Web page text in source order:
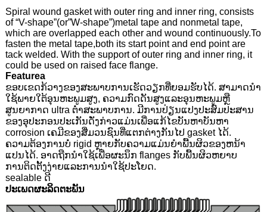
Spiral wound gasket with outer ring and inner ring, consists
of “V-shape”(or”W-shape”)metal tape and nonmetal tape,
which are overlapped each other and wound continuously.To
fasten the metal tape,both its start point and end point are
tack welded. With the support of outer ring and inner ring, it
could be used on raised face flange.
Featurea
ຂອບເຂດກ້ວາງຂອງສະພາບການເຮັດວຽກທີ່ຍອມຮັບໄດ້. ສາມາດນໍາ
ໃຊ້ພາຍໃຕ້ອຸນຫະພູມສູງ, ຄວາມກົດດັນສູງແລະອຸນຫະພູມຫຼື
ສູນຍາກາດ ultra ຕ່ໍາສະພາບການ. ມີການປ່ຽນແປງປະສົມປະສານ
ຂອງອຸປະກອນປະເກັນດັ່ງກ່າວແມ່ນເພື່ອແກ້ໄຂບັນຫາບັນຫາ
corrosion ເຄມີຂອງສື່ມວນຊົນທີ່ແຕກຕ່າງກັນໄປ gasket ໄດ້.
ຄວາມຕ້ອງການບໍ່ rigid ຫຼາຍກັບຄວາມແມ່ນຍໍາພື້ນຜິວຂອງຫນ້າ
ແປນໄດ້. ອາດຖືກນໍາໃຊ້ເພື່ອຜະນຶກ flanges ກັບພື້ນຜິວຫຍາບ
ການຕິດຕັ້ງງ່າຍແລະການນໍາໃຊ້ປະໂຍດ.
sealable ດີ
ປະເພດຜະລິດຕະພັນ